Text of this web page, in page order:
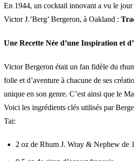
En 1944, un cocktail innovant a vu le jour
Victor J.’Berg’ Bergeron, à Oakland :
Une Recette Née d’une Inspiration et
Victor Bergeron était un fan fidèle du
folie et d’aventure à chacune de ses
unique en son genre. C’est ainsi que le
Voici les ingrédients clés utilisés par
Tai:
2 oz de Rhum J. Wray & Nephew de